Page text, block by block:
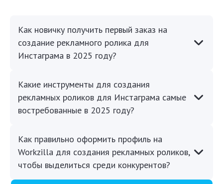
Как новичку получить первый заказ на
создание рекламного ролика для
Инстаграма в 2025 году?
Какие инструменты для создания
рекламных роликов для Инстаграма самые
востребованные в 2025 году?
Как правильно оформить профиль на
Workzilla для создания рекламных роликов,
чтобы выделиться среди конкурентов?